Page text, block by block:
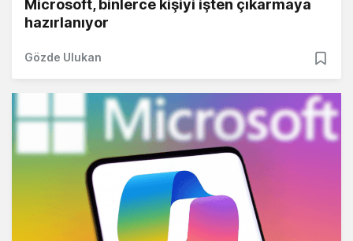
Microsoft, binlerce kişiyi işten çıkarmaya
hazırlanıyor
Gözde Ulukan